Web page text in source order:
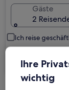
Gäste
2
Ich reise
Ihre
wichtig